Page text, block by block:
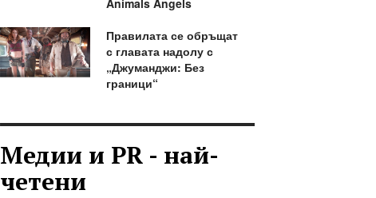
Animals Angels
Правилата се обръщат
с главата надолу с
„Джуманджи: Без
граници“
Медии и PR - най-
четени